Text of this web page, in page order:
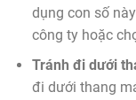
dụng con số
công ty hoặc
Tránh đi dưới
đi dưới thang